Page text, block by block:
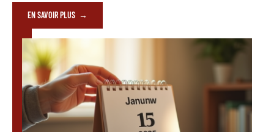
EN SAVOIR PLUS